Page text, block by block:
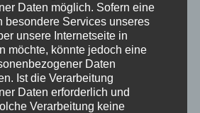
Daten möglich. Sofern eine
besondere Services unseres
unsere Internetseite in
möchte, könnte jedoch eine
Daten
Ist die Verarbeitung
Daten erforderlich und
Verarbeitung keine